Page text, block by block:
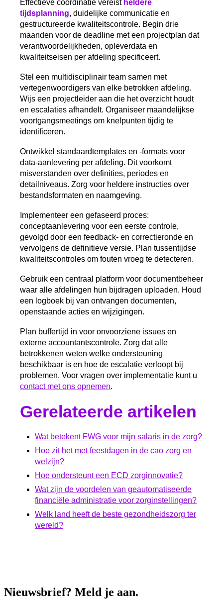
Effectieve coördinatie vereist heldere
tijdsplanning, duidelijke communicatie en
gestructureerde kwaliteitscontrole. Begin drie
maanden voor de deadline met een projectplan dat
verantwoordelijkheden, opleverdata en
kwaliteitseisen per afdeling specificeert.
Stel een multidisciplinair team samen met
vertegenwoordigers van elke betrokken afdeling.
Wijs een projectleider aan die het overzicht houdt
en escalaties afhandelt. Organiseer maandelijkse
voortgangsmeetings om knelpunten tijdig te
identificeren.
Ontwikkel standaardtemplates en -formats voor
data-aanlevering per afdeling. Dit voorkomt
misverstanden over definities, periodes en
detailniveaus. Zorg voor heldere instructies over
bestandsformaten en naamgeving.
Implementeer een gefaseerd proces:
conceptaanlevering voor een eerste controle,
gevolgd door een feedback- en correctieronde en
vervolgens de definitieve versie. Plan tussentijdse
kwaliteitscontroles om fouten vroeg te detecteren.
Gebruik een centraal platform voor documentbeheer
waar alle afdelingen hun bijdragen uploaden. Houd
een logboek bij van ontvangen documenten,
openstaande acties en wijzigingen.
Plan buffertijd in voor onvoorziene issues en
externe accountantscontrole. Zorg dat alle
betrokkenen weten welke ondersteuning
beschikbaar is en hoe de escalatie verloopt bij
problemen. Voor vragen over implementatie kunt u
contact met ons opnemen.
Gerelateerde artikelen
Wat betekent FWG voor mijn salaris in de zorg?
Hoe zit het met feestdagen in de cao zorg en
welzijn?
Hoe ondersteunt een ECD zorginnovatie?
Wat zijn de voordelen van geautomatiseerde
financiële administratie voor zorginstellingen?
Welk land heeft de beste gezondheidszorg ter
wereld?
Nieuwsbrief? Meld je aan.